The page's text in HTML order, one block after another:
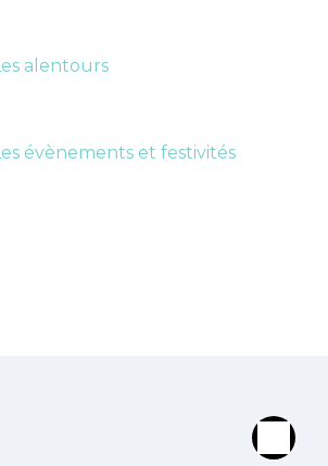
alentours
évènements et festivités